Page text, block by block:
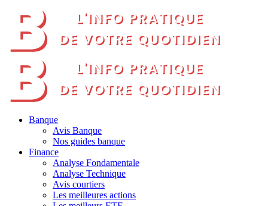
Banque
Avis Banque
Nos guides banque
Finance
Analyse Fondamentale
Analyse Technique
Avis courtiers
Les meilleures actions